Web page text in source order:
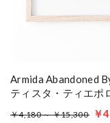
Armida Abandoned
ティスタ・ティエポ
￥4,180 ～ ￥15,300 ￥